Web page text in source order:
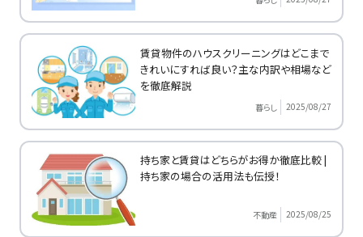
賃貸物件のハウスクリーニングはどこまで
きれいにすれば良い？主な内訳や相場など
を徹底解説
暮らし 2025/08/27
持ち家と賃貸はどちらがお得か徹底比較 |
持ち家の場合の活用法も伝授！
不動産 2025/08/25